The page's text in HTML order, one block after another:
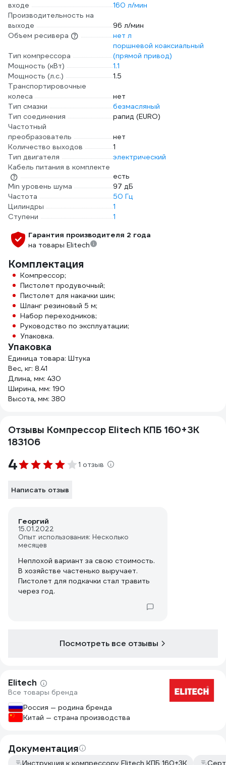
входе
160 л/мин
Производительность на
выходе
96 л/мин
Объем ресивера
нет л
Тип компрессора
поршневой коаксиальный
(прямой привод)
Мощность (кВт)
1.1
Мощность (л.с.)
1.5
Транспортировочные
колеса
нет
Тип смазки
безмасляный
Тип соединения
рапид (EURO)
Частотный
преобразователь
нет
Количество выходов
1
Тип двигателя
электрический
Кабель питания в комплекте
есть
Min уровень шума
97 дБ
Частота
50 Гц
Цилиндры
1
Ступени
1
Гарантия производителя 2 года
на товары Elitech
Комплектация
Компрессор;
Пистолет продувочный;
Пистолет для накачки шин;
Шланг резиновый 5 м;
Набор переходников;
Руководство по эксплуатации;
Упаковка.
Упаковка
Единица товара: Штука
Вес, кг: 8.41
Длина, мм: 430
Ширина, мм: 190
Высота, мм: 380
Отзывы Компрессор Elitech КПБ 160+3К
183106
4 1 отзыв
Написать отзыв
Георгий
15.01.2022
Опыт использования: Несколько
месяцев
Неплохой вариант за свою стоимость.
В хозяйстве частенько выручает.
Пистолет для подкачки стал травить
через год.
Посмотреть все отзывы
Elitech
Все товары бренда
Россия — родина бренда
Китай — страна производства
Документация